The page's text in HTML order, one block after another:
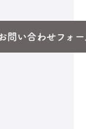
問い合わせフォー